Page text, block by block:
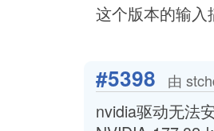
这个版本的输
#5398 由
nvidia驱动无法